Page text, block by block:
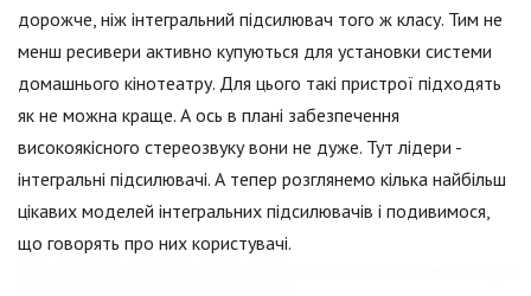
дорожче, ніж інтегральний підсилювач того ж класу. Тим не
менш ресивери активно купуються для установки системи
домашнього кінотеатру. Для цього такі пристрої підходять
як не можна краще. А ось в плані забезпечення
високоякісного стереозвуку вони не дуже. Тут лідери -
інтегральні підсилювачі. А тепер розглянемо кілька найбільш
цікавих моделей інтегральних підсилювачів і подивимося,
що говорять про них користувачі.